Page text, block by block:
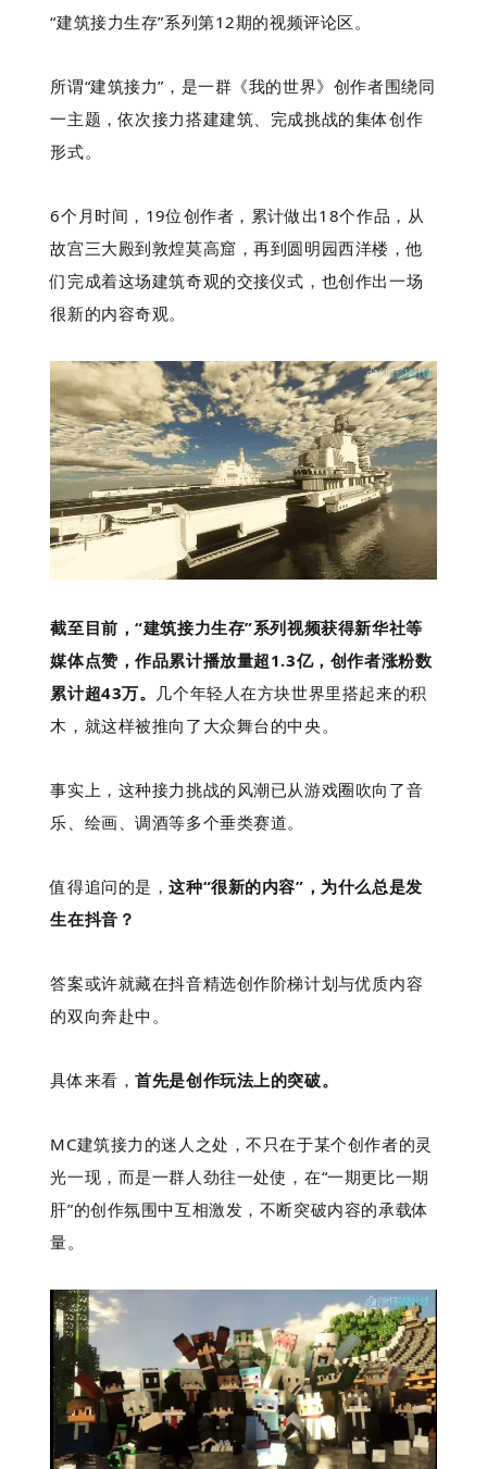
“建筑接力生存”系列第12期的视频评论区。
所谓“建筑接力”，是一群《我的世界》创作者围绕同
一主题，依次接力搭建建筑、完成挑战的集体创作
形式。
6个月时间，19位创作者，累计做出18个作品，从
故宫三大殿到敦煌莫高窟，再到圆明园西洋楼，他
们完成着这场建筑奇观的交接仪式，也创作出一场
很新的内容奇观。
截至目前，“建筑接力生存”系列视频获得新华社等
媒体点赞，作品累计播放量超1.3亿，创作者涨粉数
累计超43万。 几个年轻人在方块世界里搭起来的积
木，就这样被推向了大众舞台的中央。
事实上，这种接力挑战的风潮已从游戏圈吹向了音
乐、绘画、调酒等多个垂类赛道。
值得追问的是，这种“很新的内容”，为什么总是发
生在抖音？
答案或许就藏在抖音精选创作阶梯计划与优质内容
的双向奔赴中。
具体来看，首先是创作玩法上的突破。
MC建筑接力的迷人之处，不只在于某个创作者的灵
光一现，而是一群人劲往一处使，在“一期更比一期
肝”的创作氛围中互相激发，不断突破内容的承载体
量。